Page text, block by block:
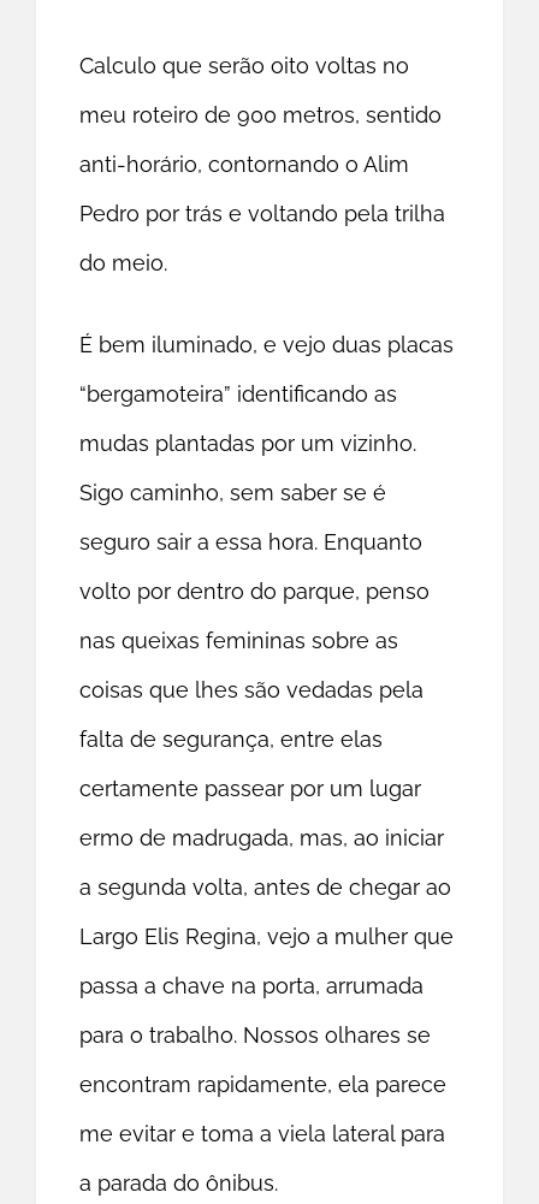
Calculo que serão oito voltas no
meu roteiro de 900 metros, sentido
anti-horário, contornando o Alim
Pedro por trás e voltando pela trilha
do meio.
É bem iluminado, e vejo duas placas
“bergamoteira” identificando as
mudas plantadas por um vizinho.
Sigo caminho, sem saber se é
seguro sair a essa hora. Enquanto
volto por dentro do parque, penso
nas queixas femininas sobre as
coisas que lhes são vedadas pela
falta de segurança, entre elas
certamente passear por um lugar
ermo de madrugada, mas, ao iniciar
a segunda volta, antes de chegar ao
Largo Elis Regina, vejo a mulher que
passa a chave na porta, arrumada
para o trabalho. Nossos olhares se
encontram rapidamente, ela parece
me evitar e toma a viela lateral para
a parada do ônibus.